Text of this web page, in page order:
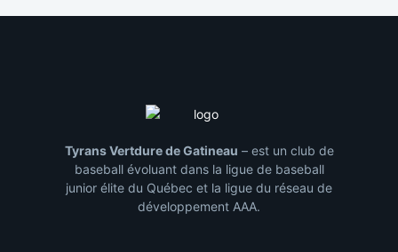
Tyrans Vertdure de Gatineau – est un club de
baseball évoluant dans la ligue de baseball
junior élite du Québec et la ligue du réseau de
développement AAA.